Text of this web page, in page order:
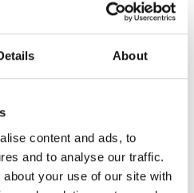
About
content and ads, to
and to analyse our traffic.
your use of our site with
cm
Höjd: 92
cm
Ladda ner